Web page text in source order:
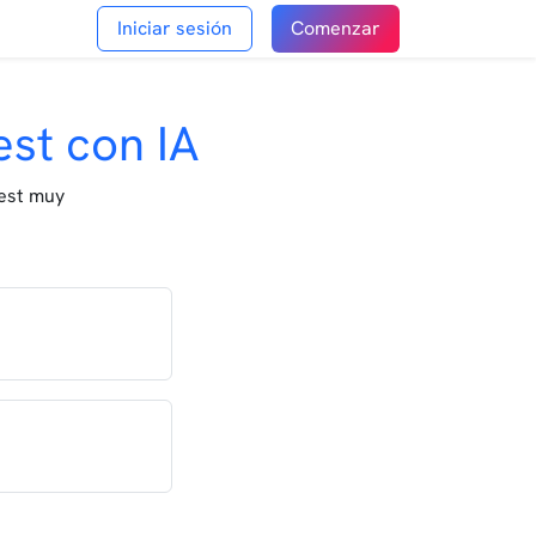
Iniciar sesión Comenzar
con IA
muy